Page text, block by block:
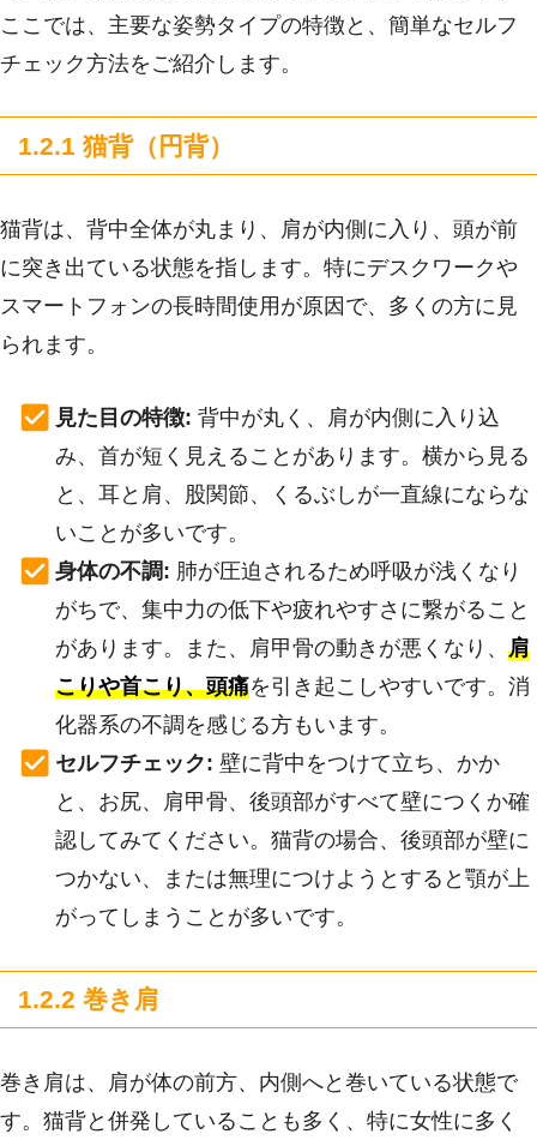
ここでは、主要な姿勢タイプの特徴と、簡単なセルフ
チェック方法をご紹介します。
1.2.1 猫背（円背）
猫背は、背中全体が丸まり、肩が内側に入り、頭が前
に突き出ている状態を指します。特にデスクワークや
スマートフォンの長時間使用が原因で、多くの方に見
られます。
見た目の特徴: 背中が丸く、肩が内側に入り込
み、首が短く見えることがあります。横から見る
と、耳と肩、股関節、くるぶしが一直線にならな
いことが多いです。
身体の不調: 肺が圧迫されるため呼吸が浅くなり
がちで、集中力の低下や疲れやすさに繋がること
があります。また、肩甲骨の動きが悪くなり、肩
こりや首こり、頭痛を引き起こしやすいです。消
化器系の不調を感じる方もいます。
セルフチェック: 壁に背中をつけて立ち、かか
と、お尻、肩甲骨、後頭部がすべて壁につくか確
認してみてください。猫背の場合、後頭部が壁に
つかない、または無理につけようとすると顎が上
がってしまうことが多いです。
1.2.2 巻き肩
巻き肩は、肩が体の前方、内側へと巻いている状態で
す。猫背と併発していることも多く、特に女性に多く